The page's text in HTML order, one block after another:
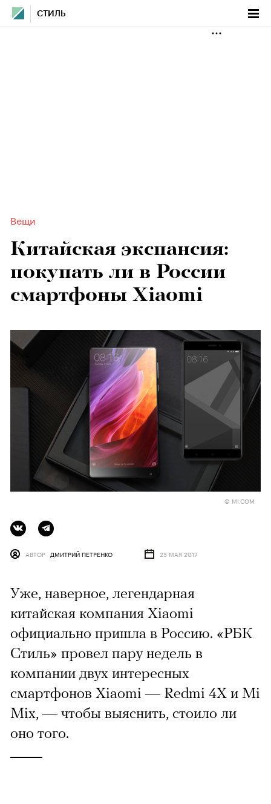
СТИЛЬ
Вещи
Китайская экспансия:
покупать ли в России
смартфоны Xiaomi
© MI.COM
АВТОР ДМИТРИЙ ПЕТРЕНКО 25 МАЯ 2017
Уже, наверное, легендарная
китайская компания Xiaomi
официально пришла в Россию. «РБК
Стиль» провел пару недель в
компании двух интересных
смартфонов Xiaomi — Redmi 4X и Mi
Mix, — чтобы выяснить, стоило ли
оно того.